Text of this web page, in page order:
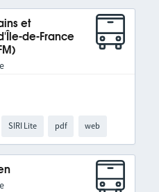
et
de-France
SIRI Lite pdf web